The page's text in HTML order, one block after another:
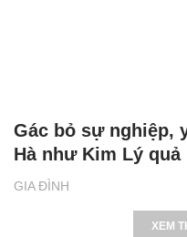
GIA ĐÌNH
Gác bỏ sự nghiệp,
Hà như Kim Lý
XEM